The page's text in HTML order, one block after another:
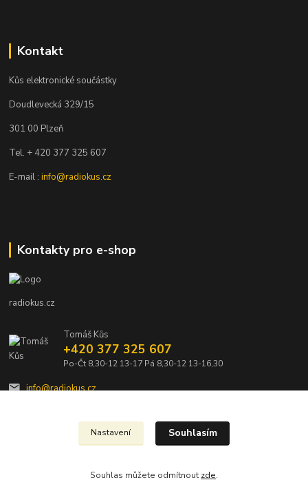
Kontakt
Kůs elektronické součástky
Doudlevecká 329/15
301 00 Plzeň
Tel. + 420 377 325 607
E-mail :info@radiokus.cz
Kontakty pro e-shop
radiokus.cz
Tomáš Kůs
+420 377 325 607
Po-Čt 8,30-12 13-17 Pá 8,30-12 13-16,30
info@radiokus.cz
Nastavení Souhlasím
Souhlas můžete odmítnout zde.